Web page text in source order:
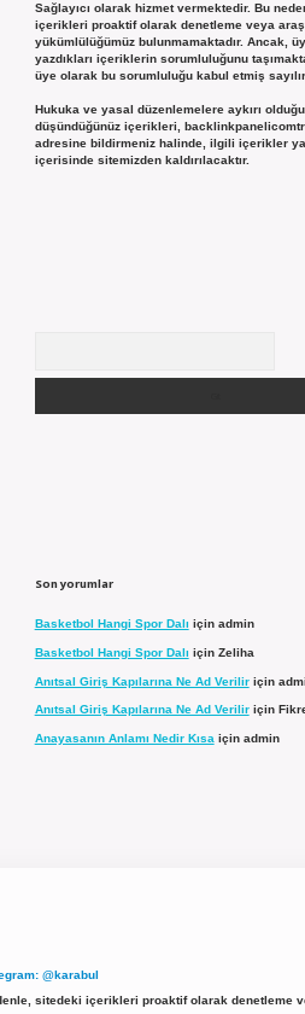
Sağlayıcı olarak hizmet vermektedir. Bu
içerikleri proaktif olarak denetleme veya
yükümlülüğümüz bulunmamaktadır. Ancak,
yazdıkları içeriklerin sorumluluğunu
üye olarak bu sorumluluğu kabul etmiş
Hukuka ve yasal düzenlemelere aykırı
düşündüğünüz içerikleri,
adresine bildirmeniz halinde, ilgili içerikler
içerisinde sitemizden kaldırılacaktır.
Son yorumlar
Basketbol Hangi Spor Dalı için admin
Basketbol Hangi Spor Dalı için Zeliha
Anıtsal Giriş Kapılarına Ne Ad Veriliriçin
Anıtsal Giriş Kapılarına Ne Ad Veriliriçin
Anayasanın Anlamı Nedir Kısa için admin
@karabul
sitedeki içerikleri proaktif olarak denetleme